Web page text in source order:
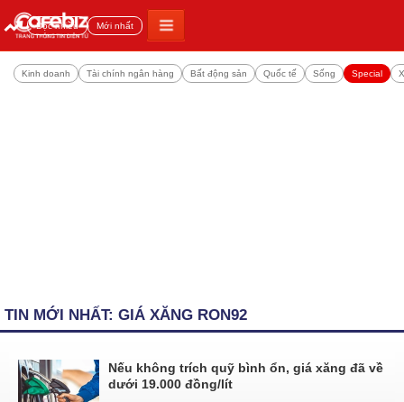
Đọc nhiều Mới nhất
Kinh doanh Tài chính ngân hàng Bất động sản Quốc tế Sống Special
TIN MỚI NHẤT: GIÁ XĂNG RON92
Nếu không trích quỹ bình ổn, giá xăng đã về
dưới 19.000 đồng/lít